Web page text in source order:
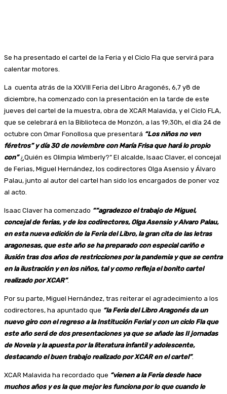
Se ha presentado el cartel de la Feria y el Ciclo Fla que servirá para
calentar motores.
La cuenta atrás de la XXVIII Feria del Libro Aragonés, 6,7 y8 de
diciembre, ha comenzado con la presentación en la tarde de este
jueves del cartel de la muestra, obra de XCAR Malavida, y el Ciclo FLA,
que se celebrará en la Biblioteca de Monzón, a las 19;30h, el día 24 de
octubre con Omar Fonollosa que presentará “Los niños no ven
féretros” y día 30 de noviembre con María Frisa que hará lo propio
con”¿Quién es Olimpia Wimberly?” El alcalde, Isaac Claver, el concejal
de Ferias, Miguel Hernández, los codirectores Olga Asensio y Álvaro
Palau, junto al autor del cartel han sido los encargados de poner voz
al acto.
Isaac Claver ha comenzado ““agradezco el trabajo de Miguel,
concejal de ferias, y de los codirectores, Olga Asensio y Alvaro Palau,
en esta nueva edición de la Feria del Libro, la gran cita de las letras
aragonesas, que este año se ha preparado con especial cariño e
ilusión tras dos años de restricciones por la pandemia y que se centra
en la ilustración y en los niños, tal y como refleja el bonito cartel
realizado por XCAR”.
Por su parte, Miguel Hernández, tras reiterar el agradecimiento a los
codirectores, ha apuntado que “la Feria del Libro Aragonés da un
nuevo giro con el regreso a la Institución Ferial y con un ciclo Fla que
este año será de dos presentaciones ya que se añade las II jornadas
de Novela y la apuesta por la literatura infantil y adolescente,
destacando el buen trabajo realizado por XCAR en el cartel”.
XCAR Malavida ha recordado que “vienen a la Feria desde hace
muchos años y es la que mejor les funciona por lo que cuando le